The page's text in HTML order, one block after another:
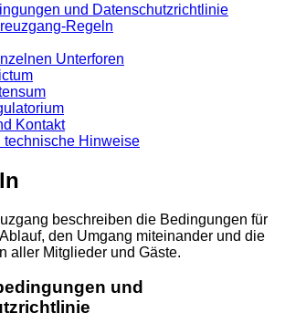
und Datenschutzrichtlinie
Regeln
Unterforen
Kontakt
technische Hinweise
beschreiben die Bedingungen für
den Umgang miteinander und die
aller Mitglieder und Gäste.
und